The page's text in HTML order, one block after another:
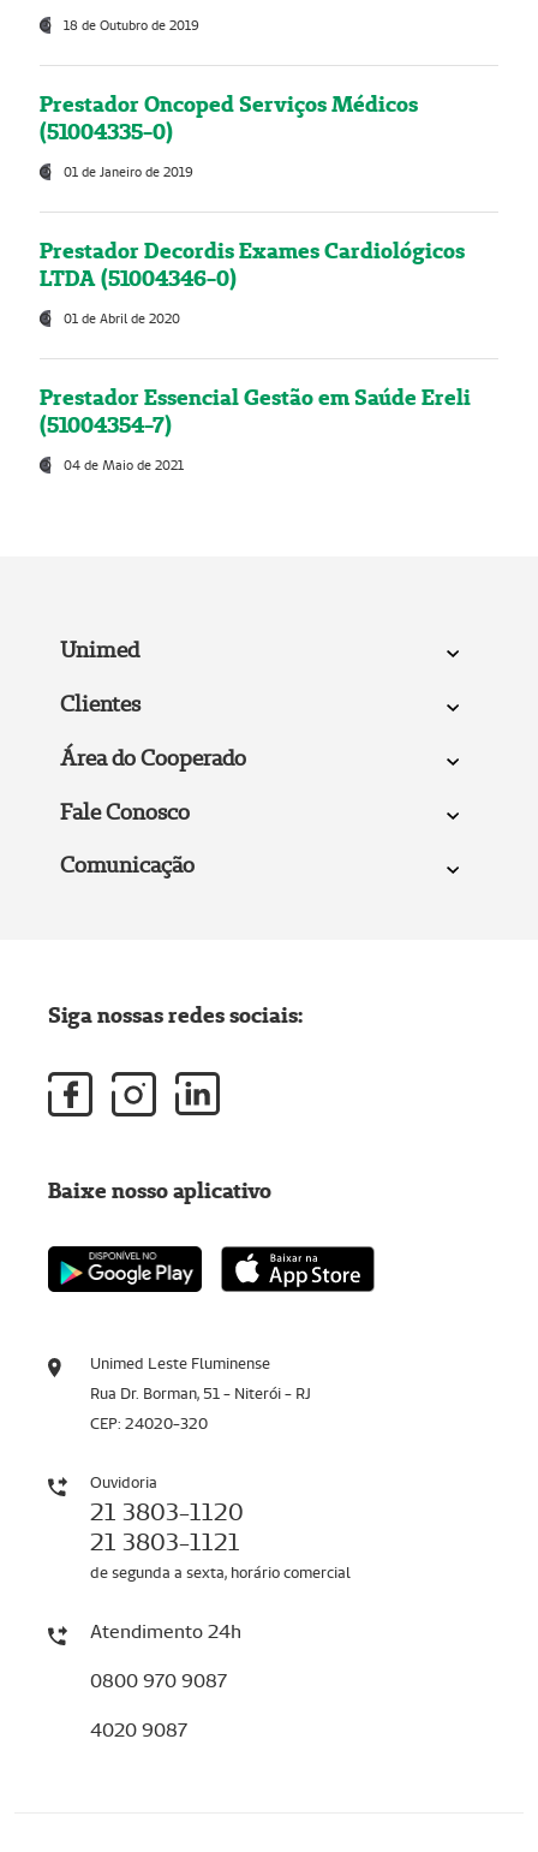
18 de Outubro de 2019
Prestador Oncoped Serviços Médicos
(51004335-0)
01 de Janeiro de 2019
Prestador Decordis Exames Cardiológicos
LTDA (51004346-0)
01 de Abril de 2020
Prestador Essencial Gestão em Saúde Ereli
(51004354-7)
04 de Maio de 2021
Unimed
Clientes
Área do Cooperado
Fale Conosco
Comunicação
Unimed Leste Fluminense
Rua Dr. Borman, 51 - Niterói - RJ
CEP: 24020-320
Ouvidoria
21 3803-1120
21 3803-1121
de segunda a sexta, horário comercial
Atendimento 24h
0800 970 9087
4020 9087
Siga nossas redes sociais:
Baixe nosso aplicativo